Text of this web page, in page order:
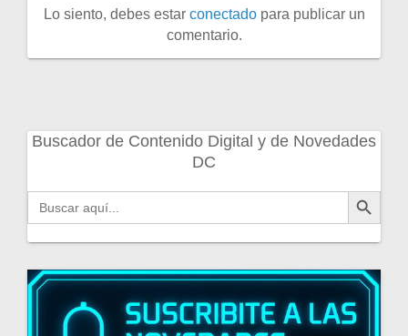
Lo siento, debes estar conectadopara publicar un
comentario.
Buscador de Contenido Digital y de Novedades
DC
Buscar: Botón de búsqueda